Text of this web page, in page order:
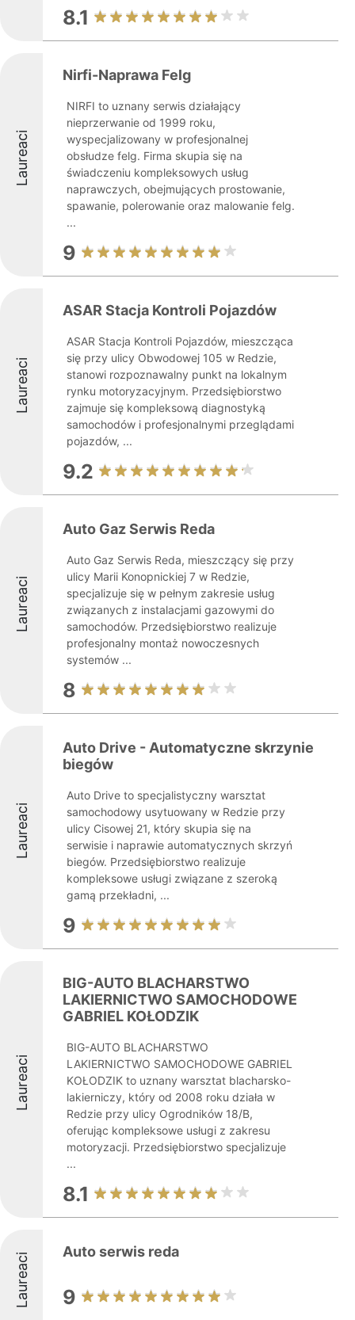
8.1
Laureaci
Nirfi-Naprawa Felg
NIRFI to uznany serwis działający
nieprzerwanie od 1999 roku,
wyspecjalizowany w profesjonalnej
obsłudze felg. Firma skupia się na
świadczeniu kompleksowych usług
naprawczych, obejmujących prostowanie,
spawanie, polerowanie oraz malowanie felg.
...
9
Laureaci
ASAR Stacja Kontroli Pojazdów
ASAR Stacja Kontroli Pojazdów, mieszcząca
się przy ulicy Obwodowej 105 w Redzie,
stanowi rozpoznawalny punkt na lokalnym
rynku motoryzacyjnym. Przedsiębiorstwo
zajmuje się kompleksową diagnostyką
samochodów i profesjonalnymi przeglądami
pojazdów, ...
9.2
Laureaci
Auto Gaz Serwis Reda
Auto Gaz Serwis Reda, mieszczący się przy
ulicy Marii Konopnickiej 7 w Redzie,
specjalizuje się w pełnym zakresie usług
związanych z instalacjami gazowymi do
samochodów. Przedsiębiorstwo realizuje
profesjonalny montaż nowoczesnych
systemów ...
8
Laureaci
Auto Drive - Automatyczne skrzynie
biegów
Auto Drive to specjalistyczny warsztat
samochodowy usytuowany w Redzie przy
ulicy Cisowej 21, który skupia się na
serwisie i naprawie automatycznych skrzyń
biegów. Przedsiębiorstwo realizuje
kompleksowe usługi związane z szeroką
gamą przekładni, ...
9
Laureaci
BIG-AUTO BLACHARSTWO
LAKIERNICTWO SAMOCHODOWE
GABRIEL KOŁODZIK
BIG-AUTO BLACHARSTWO
LAKIERNICTWO SAMOCHODOWE GABRIEL
KOŁODZIK to uznany warsztat blacharsko-
lakierniczy, który od 2008 roku działa w
Redzie przy ulicy Ogrodników 18/B,
oferując kompleksowe usługi z zakresu
motoryzacji. Przedsiębiorstwo specjalizuje
...
8.1
Laureaci Auto serwis reda
9